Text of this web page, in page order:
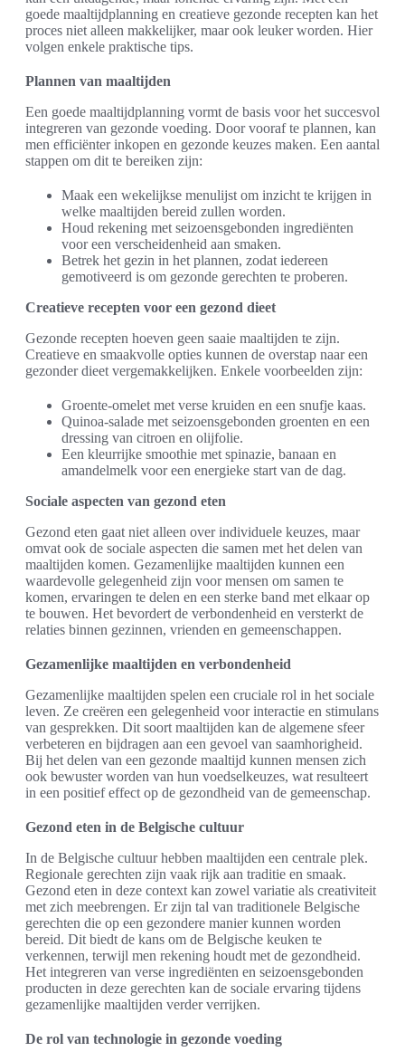
goede maaltijdplanning en creatieve gezonde recepten kan het
proces niet alleen makkelijker, maar ook leuker worden. Hier
volgen enkele praktische tips.
Plannen van maaltijden
Een goede maaltijdplanning vormt de basis voor het succesvol
integreren van gezonde voeding. Door vooraf te plannen, kan
men efficiënter inkopen en gezonde keuzes maken. Een aantal
stappen om dit te bereiken zijn:
Maak een wekelijkse menulijst om inzicht te krijgen in
welke maaltijden bereid zullen worden.
Houd rekening met seizoensgebonden ingrediënten
voor een verscheidenheid aan smaken.
Betrek het gezin in het plannen, zodat iedereen
gemotiveerd is om gezonde gerechten te proberen.
Creatieve recepten voor een gezond dieet
Gezonde recepten hoeven geen saaie maaltijden te zijn.
Creatieve en smaakvolle opties kunnen de overstap naar een
gezonder dieet vergemakkelijken. Enkele voorbeelden zijn:
Groente-omelet met verse kruiden en een snufje kaas.
Quinoa-salade met seizoensgebonden groenten en een
dressing van citroen en olijfolie.
Een kleurrijke smoothie met spinazie, banaan en
amandelmelk voor een energieke start van de dag.
Sociale aspecten van gezond eten
Gezond eten gaat niet alleen over individuele keuzes, maar
omvat ook de sociale aspecten die samen met het delen van
maaltijden komen. Gezamenlijke maaltijden kunnen een
waardevolle gelegenheid zijn voor mensen om samen te
komen, ervaringen te delen en een sterke band met elkaar op
te bouwen. Het bevordert de verbondenheid en versterkt de
relaties binnen gezinnen, vrienden en gemeenschappen.
Gezamenlijke maaltijden en verbondenheid
Gezamenlijke maaltijden spelen een cruciale rol in het sociale
leven. Ze creëren een gelegenheid voor interactie en stimulans
van gesprekken. Dit soort maaltijden kan de algemene sfeer
verbeteren en bijdragen aan een gevoel van saamhorigheid.
Bij het delen van een gezonde maaltijd kunnen mensen zich
ook bewuster worden van hun voedselkeuzes, wat resulteert
in een positief effect op de gezondheid van de gemeenschap.
Gezond eten in de Belgische cultuur
In de Belgische cultuur hebben maaltijden een centrale plek.
Regionale gerechten zijn vaak rijk aan traditie en smaak.
Gezond eten in deze context kan zowel variatie als creativiteit
met zich meebrengen. Er zijn tal van traditionele Belgische
gerechten die op een gezondere manier kunnen worden
bereid. Dit biedt de kans om de Belgische keuken te
verkennen, terwijl men rekening houdt met de gezondheid.
Het integreren van verse ingrediënten en seizoensgebonden
producten in deze gerechten kan de sociale ervaring tijdens
gezamenlijke maaltijden verder verrijken.
De rol van technologie in gezonde voeding